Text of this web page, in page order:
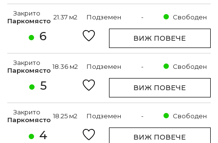
6
Закрито
Паркомясто 21.37 м2 Подземен - Свободен
ВИЖ ПОВЕЧЕ
5
Закрито
Паркомясто 18.36 м2 Подземен - Свободен
ВИЖ ПОВЕЧЕ
4
Закрито
Паркомясто 18.25 м2 Подземен - Свободен
ВИЖ ПОВЕЧЕ